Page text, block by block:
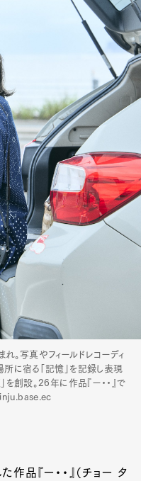
。写真やフィールドレコーディ
所に宿る「記憶」を記録し表現
創設。26年に作品『ー・・』で
品『ー・・』（チョー タ